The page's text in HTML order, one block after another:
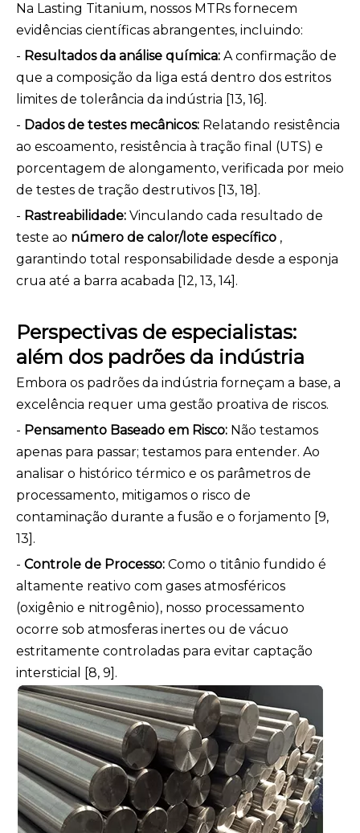
Na Lasting Titanium, nossos MTRs fornecem
evidências científicas abrangentes, incluindo:
- Resultados da análise química: A confirmação de
que a composição da liga está dentro dos estritos
limites de tolerância da indústria [13, 16].
- Dados de testes mecânicos: Relatando resistência
ao escoamento, resistência à tração final (UTS) e
porcentagem de alongamento, verificada por meio
de testes de tração destrutivos [13, 18].
- Rastreabilidade: Vinculando cada resultado de
teste ao número de calor/lote específico ,
garantindo total responsabilidade desde a esponja
crua até a barra acabada [12, 13, 14].
Perspectivas de especialistas:
além dos padrões da indústria
Embora os padrões da indústria forneçam a base, a
excelência requer uma gestão proativa de riscos.
- Pensamento Baseado em Risco: Não testamos
apenas para passar; testamos para entender. Ao
analisar o histórico térmico e os parâmetros de
processamento, mitigamos o risco de
contaminação durante a fusão e o forjamento [9,
13].
- Controle de Processo: Como o titânio fundido é
altamente reativo com gases atmosféricos
(oxigênio e nitrogênio), nosso processamento
ocorre sob atmosferas inertes ou de vácuo
estritamente controladas para evitar captação
intersticial [8, 9].